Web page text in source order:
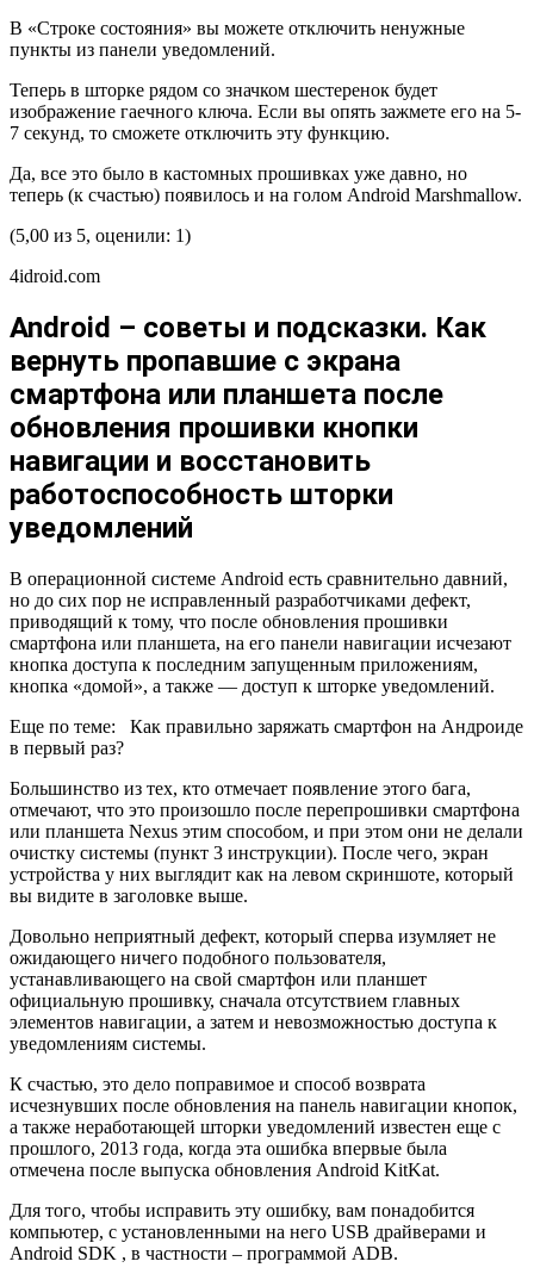
В «Строке состояния» вы можете отключить ненужные
пункты из панели уведомлений.
Теперь в шторке рядом со значком шестеренок будет
изображение гаечного ключа. Если вы опять зажмете его на 5-
7 секунд, то сможете отключить эту функцию.
Да, все это было в кастомных прошивках уже давно, но
теперь (к счастью) появилось и на голом Android Marshmallow.
(5,00 из 5, оценили: 1)
4idroid.com
Android – советы и подсказки. Как
вернуть пропавшие с экрана
смартфона или планшета после
обновления прошивки кнопки
навигации и восстановить
работоспособность шторки
уведомлений
В операционной системе Android есть сравнительно давний,
но до сих пор не исправленный разработчиками дефект,
приводящий к тому, что после обновления прошивки
смартфона или планшета, на его панели навигации исчезают
кнопка доступа к последним запущенным приложениям,
кнопка «домой», а также — доступ к шторке уведомлений.
Еще по теме:
Как правильно заряжать смартфон на Андроиде
в первый раз?
Большинство из тех, кто отмечает появление этого бага,
отмечают, что это произошло после перепрошивки смартфона
или планшета Nexus этим способом, и при этом они не делали
очистку системы (пункт 3 инструкции). После чего, экран
устройства у них выглядит как на левом скриншоте, который
вы видите в заголовке выше.
Довольно неприятный дефект, который сперва изумляет не
ожидающего ничего подобного пользователя,
устанавливающего на свой смартфон или планшет
официальную прошивку, сначала отсутствием главных
элементов навигации, а затем и невозможностью доступа к
уведомлениям системы.
К счастью, это дело поправимое и способ возврата
исчезнувших после обновления на панель навигации кнопок,
а также неработающей шторки уведомлений известен еще с
прошлого, 2013 года, когда эта ошибка впервые была
отмечена после выпуска обновления Android KitKat.
Для того, чтобы исправить эту ошибку, вам понадобится
компьютер, с установленными на него USB драйверами и
Android SDK , в частности – программой ADB.